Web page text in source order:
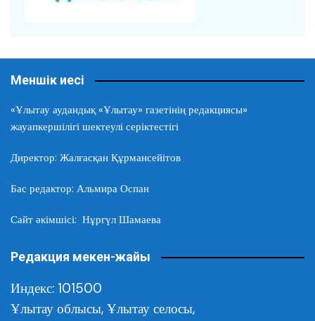
Меншік иесі
«Ұлытау аудандық «Ұлытау» газетінің редакциясы»
жауапкершілігі шектеулі серіктестігі
Директор: Жалғасқан Құрмансейітов
Бас редактор: Альмира Оспан
Сайт әкімшісі: Нұргүл Шамаева
Редакция мекен-жайы
Индекс: 101500
Ұлытау облысы, Ұлытау селосы,